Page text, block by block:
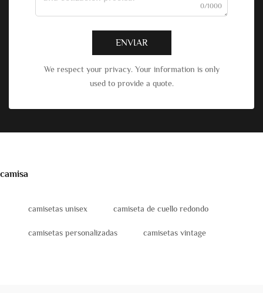
0/1000
ENVIAR
We respect your privacy. Your information is only
used to provide a quote.
camisa
camisetas unisex camiseta de cuello redondo
camisetas personalizadas camisetas vintage